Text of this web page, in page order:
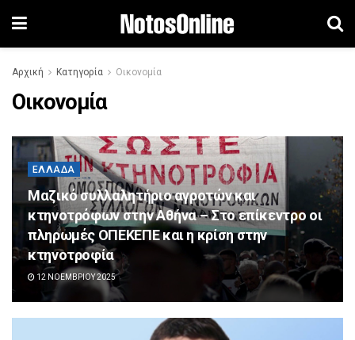
Αρχική Κατηγορία Οικονομία
Οικονομία
ΕΛΛΆΔΑ
Μαζικό συλλαλητήριο αγροτών και
κτηνοτρόφων στην Αθήνα – Στο επίκεντρο οι
πληρωμές ΟΠΕΚΕΠΕ και η κρίση στην
κτηνοτροφία
12 ΝΟΕΜΒΡΊΟΥ 2025